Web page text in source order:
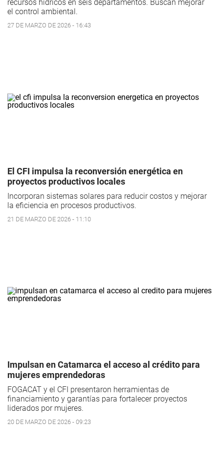
recursos hídricos en seis departamentos. Buscan mejorar
el control ambiental.
27 DE MARZO DE 2026 - 16:43
El CFI impulsa la reconversión energética en
proyectos productivos locales
Incorporan sistemas solares para reducir costos y mejorar
la eficiencia en procesos productivos.
21 DE MARZO DE 2026 - 11:10
Impulsan en Catamarca el acceso al crédito para
mujeres emprendedoras
FOGACAT y el CFI presentaron herramientas de
financiamiento y garantías para fortalecer proyectos
liderados por mujeres.
20 DE MARZO DE 2026 - 09:23